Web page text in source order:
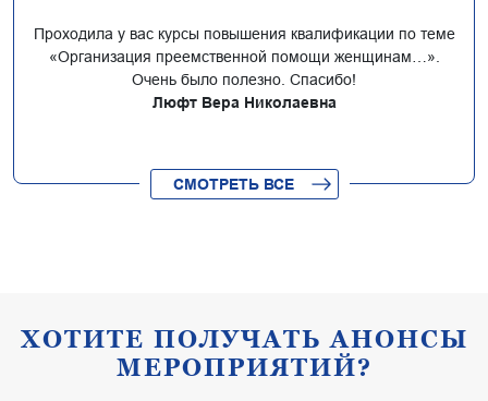
Проходила у вас курсы повышения квалификации по теме
«Организация преемственной помощи женщинам…».
Очень было полезно. Спасибо!
Люфт Вера Николаевна
СМОТРЕТЬ ВСЕ
ХОТИТЕ ПОЛУЧАТЬ АНОНСЫ
МЕРОПРИЯТИЙ?